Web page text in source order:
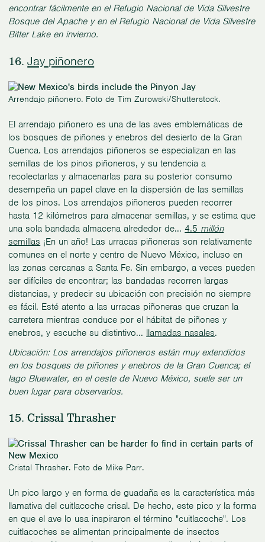
encontrar fácilmente en el Refugio Nacional de Vida Silvestre
Bosque del Apache y en el Refugio Nacional de Vida Silvestre
Bitter Lake en invierno.
16.Jay piñonero
Arrendajo piñonero. Foto de Tim Zurowski/Shutterstock.
El arrendajo piñonero es una de las aves emblemáticas de
los bosques de piñones y enebros del desierto de la Gran
Cuenca. Los arrendajos piñoneros se especializan en las
semillas de los pinos piñoneros, y su tendencia a
recolectarlas y almacenarlas para su posterior consumo
desempeña un papel clave en la dispersión de las semillas
de los pinos. Los arrendajos piñoneros pueden recorrer
hasta 12 kilómetros para almacenar semillas, y se estima que
una sola bandada almacena alrededor de... 4.5 millón
semillas ¡En un año! Las urracas piñoneras son relativamente
comunes en el norte y centro de Nuevo México, incluso en
las zonas cercanas a Santa Fe. Sin embargo, a veces pueden
ser difíciles de encontrar; las bandadas recorren largas
distancias, y predecir su ubicación con precisión no siempre
es fácil. Esté atento a las urracas piñoneras que cruzan la
carretera mientras conduce por el hábitat de piñones y
enebros, y escuche su distintivo... llamadas nasales.
Ubicación: Los arrendajos piñoneros están muy extendidos
en los bosques de piñones y enebros de la Gran Cuenca; el
lago Bluewater, en el oeste de Nuevo México, suele ser un
buen lugar para observarlos.
15. Crissal Thrasher
Cristal Thrasher. Foto de Mike Parr.
Un pico largo y en forma de guadaña es la característica más
llamativa del cuitlacoche crisal. De hecho, este pico y la forma
en que el ave lo usa inspiraron el término "cuitlacoche". Los
cuitlacoches se alimentan principalmente de insectos